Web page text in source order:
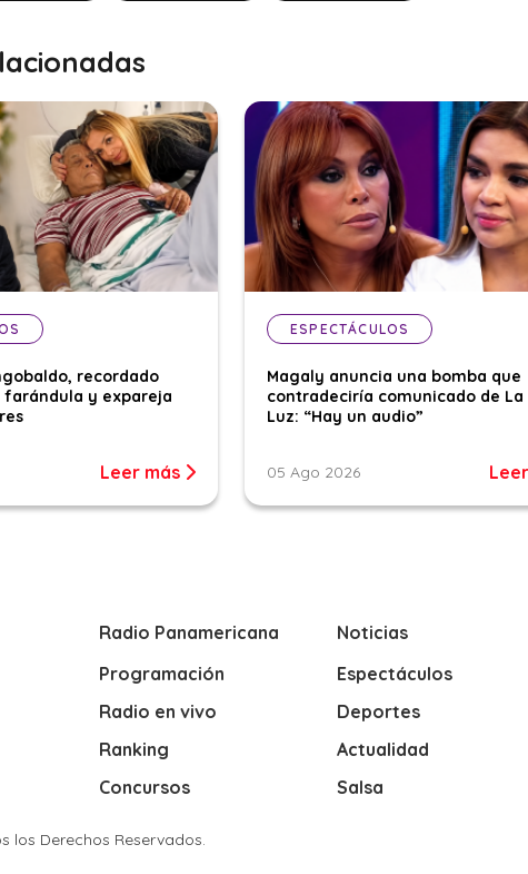
recordado
farándula y expareja
Leer más
ESPECTÁCULOS
Magaly anuncia una bomba que
contradeciría comunicado de La
Luz: “Hay un audio”
05 Ago 2026
Radio Panamericana
Programación
Radio en vivo
Ranking
Concursos
Noticias
Espectáculos
Deportes
Actualidad
Salsa
los Derechos Reservados.